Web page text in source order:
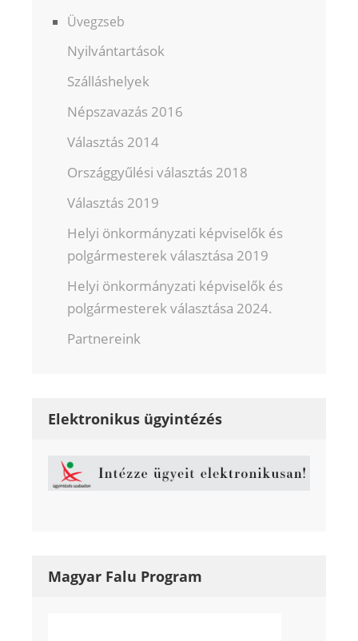
Üvegzseb
Nyilvántartások
Szálláshelyek
Népszavazás 2016
Választás 2014
Országgyűlési választás 2018
Választás 2019
Helyi önkormányzati képviselők és
polgármesterek választása 2019
Helyi önkormányzati képviselők és
polgármesterek választása 2024.
Partnereink
Elektronikus ügyintézés
Magyar Falu Program